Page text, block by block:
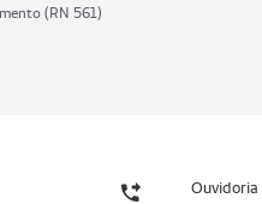
(RN 561)
Ouvidoria